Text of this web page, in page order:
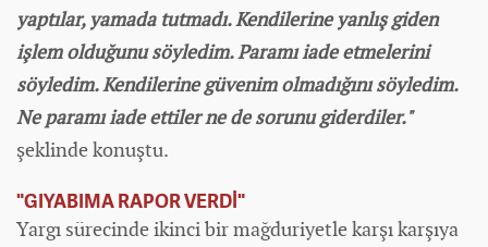
yaptılar, yamada tutmadı. Kendilerine yanlış giden
işlem olduğunu söyledim. Paramı iade etmelerini
söyledim. Kendilerine güvenim olmadığını söyledim.
Ne paramı iade ettiler ne de sorunu giderdiler."
şeklinde konuştu.
"GIYABIMA RAPOR VERDİ"
Yargı sürecinde ikinci bir mağduriyetle karşı karşıya